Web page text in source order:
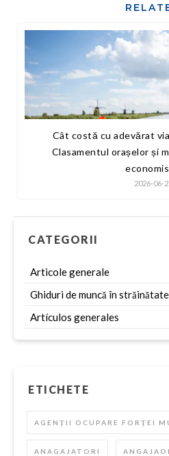
Cât costă cu adevărat
Clasamentul orașelor și
2026-06-
CATEGORII
Articole generale
Ghiduri de muncă în străinătate
Artículos generales
ETICHETE
AGENȚII OCUPARE FORȚEI
ANAGAJATORI